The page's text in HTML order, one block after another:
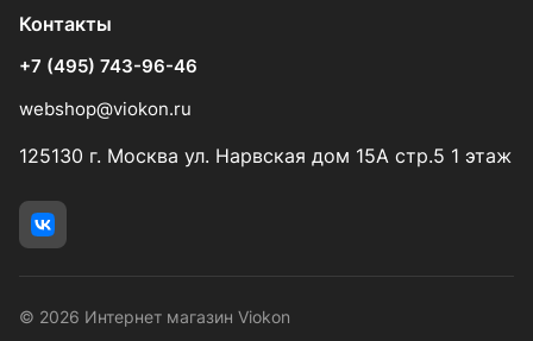
Контакты
+7 (495) 743-96-46
webshop@viokon.ru
125130 г. Москва ул. Нарвская дом 15А стр.5 1 этаж
© 2026 Интернет магазин Viokon